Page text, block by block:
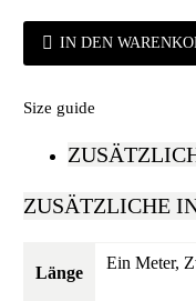
IN DEN
Size guide
ZUSÄTZLICHE
Länge
Ein Meter,